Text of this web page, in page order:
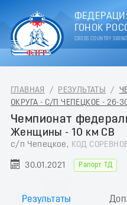
ГОНОК
CROSS COUNTRY
ГЛАВНАЯ / РЕЗУЛЬТАТЫ /
ОКРУГА - С/П ЧЕПЕЦКОЕ - 26-
Чемпионат
Женщины - 10 км СВ
с/п Чепецкое, КОД
30.01.2021 Рапорт ТД
Результаты